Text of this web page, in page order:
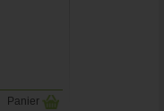
Panier